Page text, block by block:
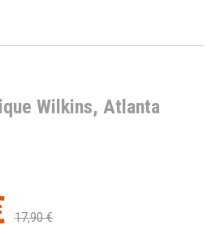
Wilkins, Atlanta
17,90 €